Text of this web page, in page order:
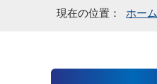
現在の位置： ホーム